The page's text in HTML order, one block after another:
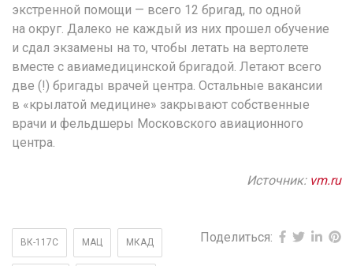
экстренной помощи — всего 12 бригад, по одной
на округ. Далеко не каждый из них прошел обучение
и сдал экзамены на то, чтобы летать на вертолете
вместе с авиамедицинской бригадой. Летают всего
две (!) бригады врачей центра. Остальные вакансии
в «крылатой медицине» закрывают собственные
врачи и фельдшеры Московского авиационного
центра.
Источник: vm.ru
ВК-117С МАЦ МКАД Поделиться: